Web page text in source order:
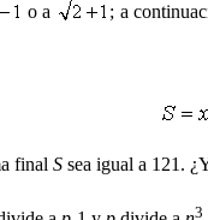
o a ; a
final S sea igual a 121.
3